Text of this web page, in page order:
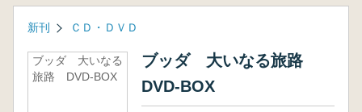
新刊 ＣＤ・ＤＶＤ
ブッダ 大いなる
旅路 DVD-BOX
ブッダ 大いなる旅路
DVD-BOX